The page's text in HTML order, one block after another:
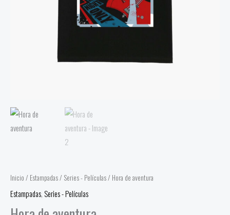
Inicio / Estampadas/ Series - Películas/ Hora de aventura
Estampadas, Series - Películas